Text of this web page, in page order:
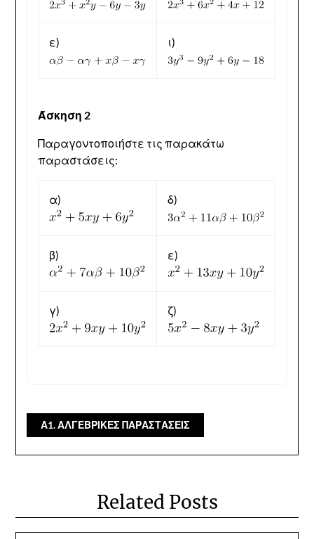
ε) ι)
Άσκηση 2
Παραγοντοποιήστε τις παρακάτω
παραστάσεις:
α) δ)
β) ε)
γ) ζ)
Α1. ΑΛΓΕΒΡΙΚΕΣ ΠΑΡΑΣΤΑΣΕΙΣ
Related Posts